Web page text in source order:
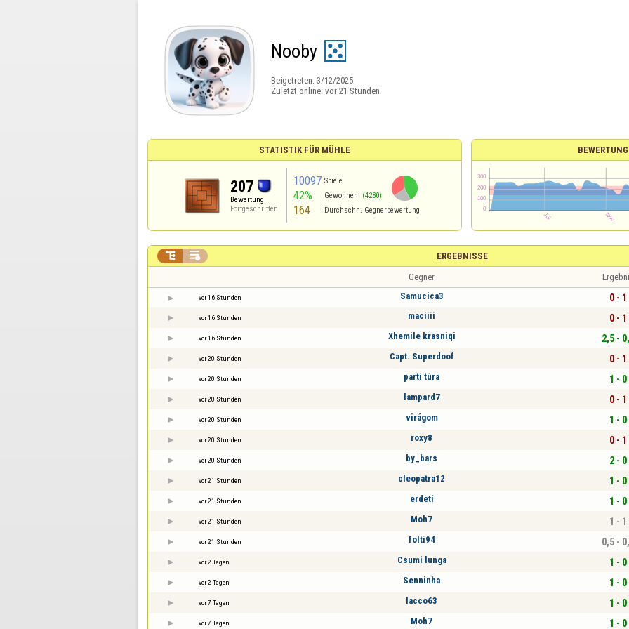
Nooby
Beigetreten: 3/12/2025
Zuletzt online: vor 21 Stunden
STATISTIK FÜR MÜHLE
207
Bewertung
Fortgeschritten
10097 Spiele
42% Gewonnen (4280)
164 Durchschn. Gegnerbewertung
ERGEBNISSE
 
Gegner
vor 16 Stunden Samucica3 0 - 1
vor 16 Stunden maciiii 0 - 1
vor 16 Stunden Xhemile krasniqi 2,5 -
vor 20 Stunden Capt. Superdoof 0 - 1
vor 20 Stunden parti túra 1 - 0
vor 20 Stunden lampard7 0 - 1
vor 20 Stunden virágom 1 - 0
vor 20 Stunden roxy8 0 - 1
vor 20 Stunden by_bars 2 - 0
vor 21 Stunden cleopatra12 1 - 0
vor 21 Stunden erdeti 1 - 0
vor 21 Stunden Moh7 1 - 1
vor 21 Stunden folti94 0,5 -
vor 2 Tagen Csumi lunga 1 - 0
vor 2 Tagen Senninha 1 - 0
vor 7 Tagen lacco63 1 - 0
vor 7 Tagen Moh7 1 - 0